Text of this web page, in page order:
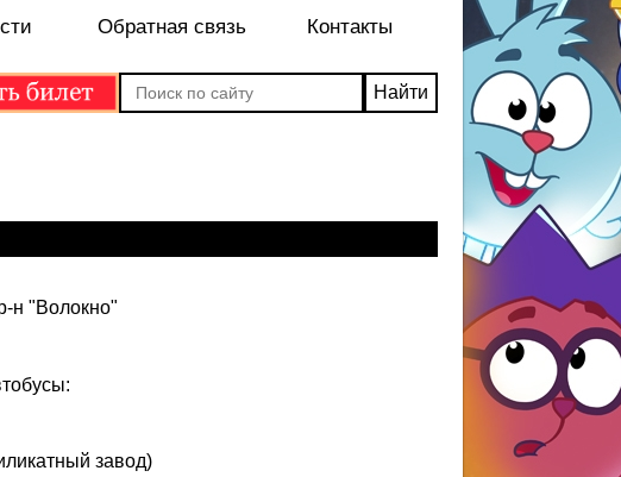
Обратная связь Контакты
н "Волокно"
— Силикатный завод)